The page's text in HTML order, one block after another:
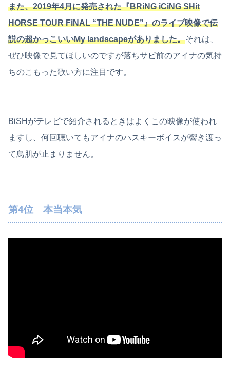
また、2019年4月に発売された『BRiNG iCiNG SHit
HORSE TOUR FiNAL “THE NUDE”』のライブ映像で伝
説の超かっこいいMy landscapeがありました。それは、
ぜひ映像で見てほしいのですが落ちサビ前のアイナの気持
ちのこもった歌い方に注目です。
BiSHがテレビで紹介されるときはよくこの映像が使われ
ますし、何回聴いてもアイナのハスキーボイスが響き渡っ
て鳥肌が止まりません。
第4位 本当本気